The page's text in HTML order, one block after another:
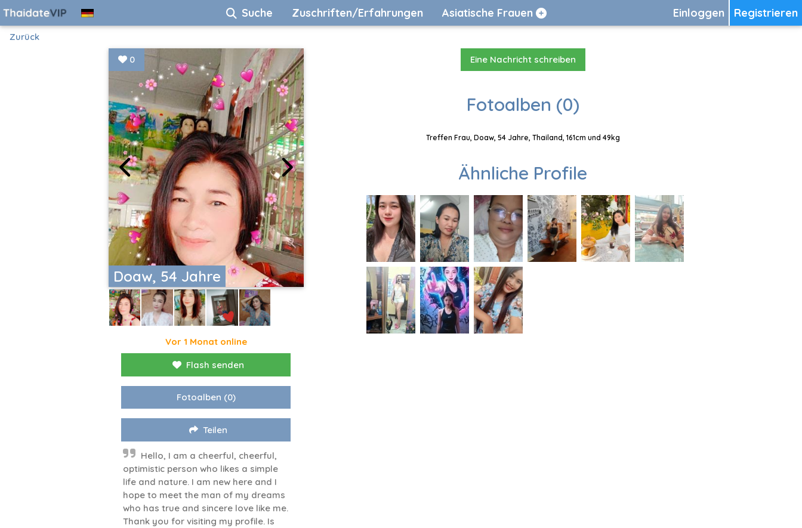
Registrieren
Einloggen
Suche Zuschriften/Erfahrungen Asiatische Frauen
Zurück
Doaw, 54 Jahre
0
Vor 1 Monat online
Flash senden
Fotoalben (0)
Teilen
Hello, I am a cheerful, cheerful,
optimistic person who likes a simple
life and nature. I am new here and I
hope to meet the man of my dreams
who has true and sincere love like me.
Thank you for visiting my profile. Is
Eine Nachricht schreiben
Fotoalben (0)
Treffen Frau, Doaw, 54 Jahre, Thailand, 161cm und 49kg
Ähnliche Profile